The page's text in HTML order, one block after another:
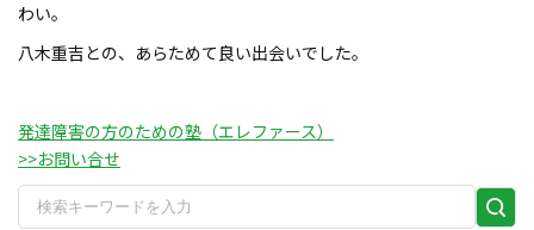
わい。
八木重吉との、あらためて良い出会いでした。
発達障害の方のための塾（エレファース）
>>お問い合せ
検